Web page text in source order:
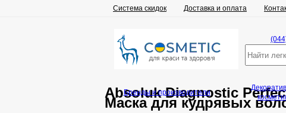
Система скидок Доставка и оплата
Absoluk Diagnostic
Маска для кудрявых
Бренды и производители